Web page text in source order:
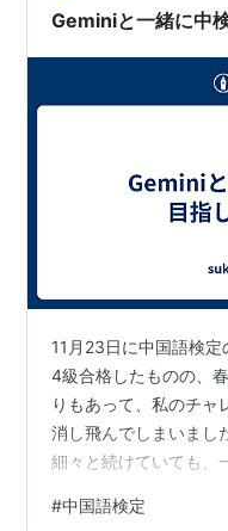
ましょう！！ ▷▷お金
Geminiと一緒に中
11月23日に中国語検
4級合格したものの、
りもあって、私のチャ
消し飛んでしまいまし
細々と続けていても、
戯れにGeminiに、中検
#中国語検定